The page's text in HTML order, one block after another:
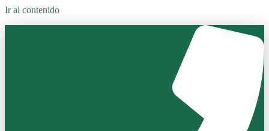
Ir al contenido